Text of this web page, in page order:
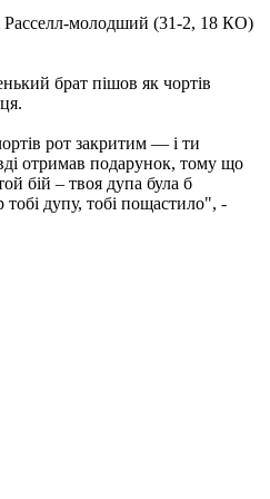
Расселл-молодший (31-2, 18 КО)
брат пішов як чортів
рот закритим — і ти
отримав подарунок, тому що
бій – твоя дупа була б
дупу, тобі пощастило", -